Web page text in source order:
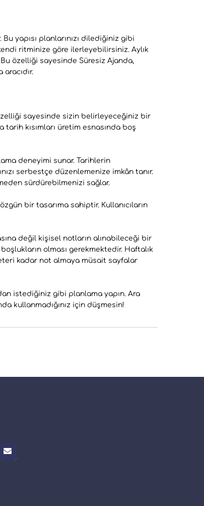
yapısı planlarınızı dilediğiniz gibi
ritminize göre ilerleyebilirsiniz. Aylık
özelliği sayesinde Süresiz Ajanda,
sayesinde sizin belirleyeceğiniz bir
kısımları üretim esnasında boş
deneyimi sunar. Tarihlerin
serbestçe düzenlemenize imkân tanır.
sürdürebilmenizi sağlar.
bir tasarıma sahiptir. Kullanıcıların
değil kişisel notların alınabileceği bir
olması gerekmektedir. Haftalık
kadar not almaya müsait sayfalar
istediğiniz gibi planlama yapın. Ara
kullanmadığınız için düşmesin!